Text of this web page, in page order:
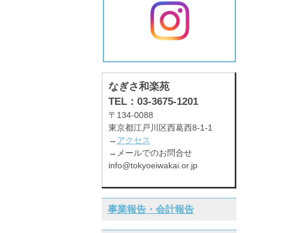
なぎさ和楽苑
TEL：03-3675-1201
〒134-0088
東京都江戸川区西葛西8-1-1
→ アクセス
→メールでのお問合せ
info@tokyoeiwakai.or.jp
事業報告・会計報告